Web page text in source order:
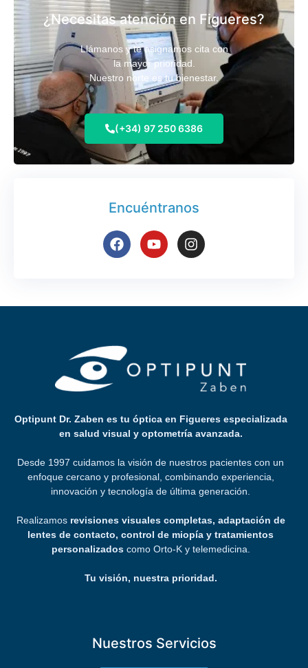
¿Necesitas atención en Figueres?
Llámanos y te asignamos cita con
la mayor prioridad.
Nuestro norte es tu bienestar.
(+34) 97 250 6386
Encuéntranos
Optipunt Dr. Zaben es tu óptica en Figueres especializada
en salud visual y optometría avanzada.
Desde 1997 cuidamos la visión de nuestros pacientes con un
enfoque cercano y profesional, combinando experiencia,
innovación y tecnología de última generación.
Realizamos revisiones visuales completas, adaptación de
lentes de contacto, control de miopía y tratamientos
personalizadoscomo Orto-K y telemedicina.
Tu visión, nuestra prioridad.
Nuestros Servicios